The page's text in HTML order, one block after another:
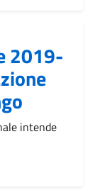
2019-
intende